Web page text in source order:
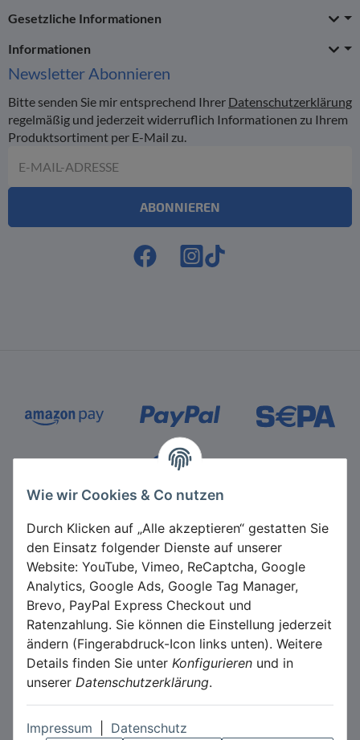
Wie wir Cookies & Co nutzen
Durch Klicken auf „Alle akzeptieren“ gestatten Sie
den Einsatz folgender Dienste auf unserer
Website: YouTube, Vimeo, ReCaptcha, Google
Analytics, Google Ads, Google Tag Manager,
Brevo, PayPal Express Checkout und
Ratenzahlung. Sie können die Einstellung jederzeit
ändern (Fingerabdruck-Icon links unten). Weitere
Details finden Sie unter Konfigurieren und in
unserer Datenschutzerklärung.
Impressum Datenschutz
Gesetzliche Informationen
Informationen
NewsletterAbonnieren
Bitte senden Sie mir entsprechend Ihrer Datenschutzerklärung
regelmäßig und jederzeit widerruflich Informationen zu Ihrem
Produktsortiment per E-Mail zu.
ABONNIEREN
Zahlungsmethoden
*Alle Preise inkl. gesetzlicher USt., zzgl.
Datenschutz-Einstellungen
VERTRAG WIDERRUFEN